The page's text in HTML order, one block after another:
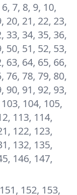
7, 8, 9, 10,
20, 21, 22, 23,
33, 34, 35, 36,
50, 51, 52, 53,
63, 64, 65, 66,
76, 78, 79, 80,
90, 91, 92, 93,
104, 105,
113, 114,
122, 123,
132, 135,
146, 147,
152, 153,